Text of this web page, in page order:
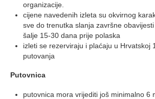
organizacije.
cijene navedenih izleta su okvirnog
sve do trenutka slanja završne
šalje 15-30 dana prije polaska
izleti se rezerviraju i plaćaju u Hrvatskoj
putovanja
Putovnica
putovnica mora vrijediti još minimalno 6